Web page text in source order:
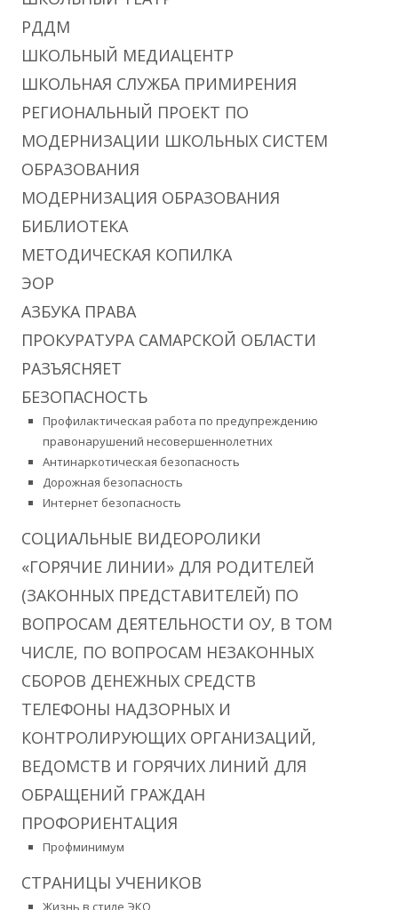
РДДМ
ШКОЛЬНЫЙ МЕДИАЦЕНТР
ШКОЛЬНАЯ СЛУЖБА ПРИМИРЕНИЯ
РЕГИОНАЛЬНЫЙ ПРОЕКТ ПО
МОДЕРНИЗАЦИИ ШКОЛЬНЫХ СИСТЕМ
ОБРАЗОВАНИЯ
МОДЕРНИЗАЦИЯ ОБРАЗОВАНИЯ
БИБЛИОТЕКА
МЕТОДИЧЕСКАЯ КОПИЛКА
ЭОР
АЗБУКА ПРАВА
ПРОКУРАТУРА САМАРСКОЙ ОБЛАСТИ
РАЗЪЯСНЯЕТ
БЕЗОПАСНОСТЬ
Профилактическая работа по предупреждению
правонарушений несовершеннолетних
Антинаркотическая безопасность
Дорожная безопасность
Интернет безопасность
СОЦИАЛЬНЫЕ ВИДЕОРОЛИКИ
«ГОРЯЧИЕ ЛИНИИ» ДЛЯ РОДИТЕЛЕЙ
(ЗАКОННЫХ ПРЕДСТАВИТЕЛЕЙ) ПО
ВОПРОСАМ ДЕЯТЕЛЬНОСТИ ОУ, В ТОМ
ЧИСЛЕ, ПО ВОПРОСАМ НЕЗАКОННЫХ
СБОРОВ ДЕНЕЖНЫХ СРЕДСТВ
ТЕЛЕФОНЫ НАДЗОРНЫХ И
КОНТРОЛИРУЮЩИХ ОРГАНИЗАЦИЙ,
ВЕДОМСТВ И ГОРЯЧИХ ЛИНИЙ ДЛЯ
ОБРАЩЕНИЙ ГРАЖДАН
ПРОФОРИЕНТАЦИЯ
Профминимум
СТРАНИЦЫ УЧЕНИКОВ